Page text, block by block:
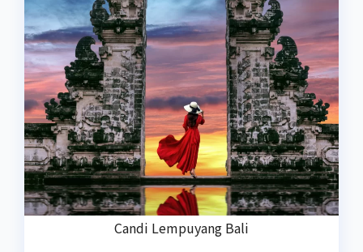
Candi Lempuyang Bali